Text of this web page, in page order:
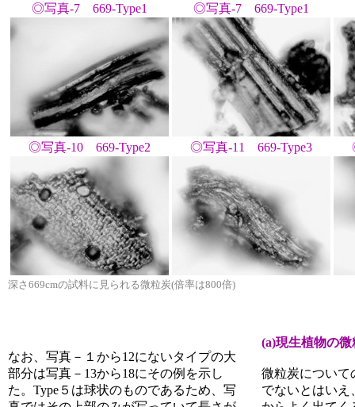
◎写真-7 669-Type1 ◎写真-7 669-Type1
◎写真-10 669-Type2 ◎写真-11 669-Type3
深さ669cmの試料に見られる微粒炭(倍率は800倍)
なお、写真－１から12にないタイプの大
部分は写真－13から18にその例を示し
た。Type５は球状のものであるため、写
(a)現生植物の
微粒炭について
でないとはいえ